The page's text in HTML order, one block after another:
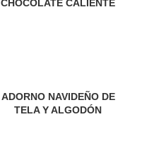
CHOCOLATE CALIENTE
ADORNO NAVIDEÑO DE
TELA Y ALGODÓN